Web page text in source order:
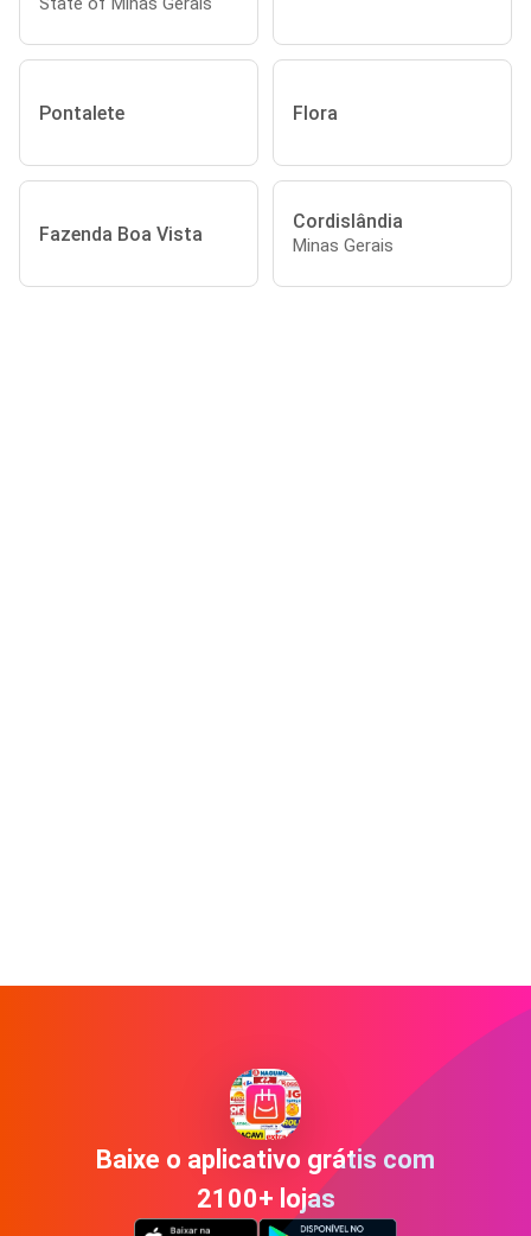
Pontalete Flora
Fazenda Boa Vista
Cordislândia
Minas Gerais
Baixe o aplicativo grátis com
2100+ lojas